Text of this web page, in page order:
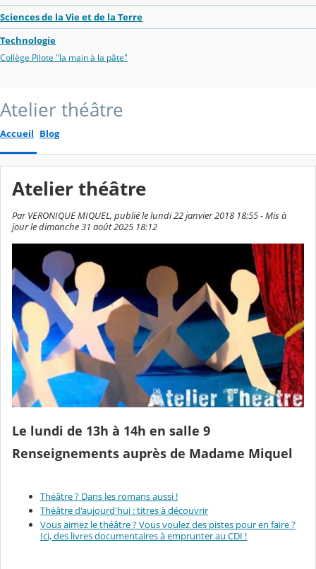
Sciences de la Vie et de la Terre
Technologie
Collège Pilote "la main à la pâte"
Atelier théâtre
Accueil Blog
Atelier théâtre
Par VERONIQUE MIQUEL, publié le lundi 22 janvier 2018 18:55 - Mis à
jour le dimanche 31 août 2025 18:12
Le lundi de 13h à 14h en salle 9
Renseignements auprès de Madame Miquel
Théâtre ? Dans les romans aussi !
Théâtre d'aujourd'hui : titres à découvrir
Vous aimez le théâtre ? Vous voulez des pistes pour en faire ?
Ici, des livres documentaires à emprunter au CDI !